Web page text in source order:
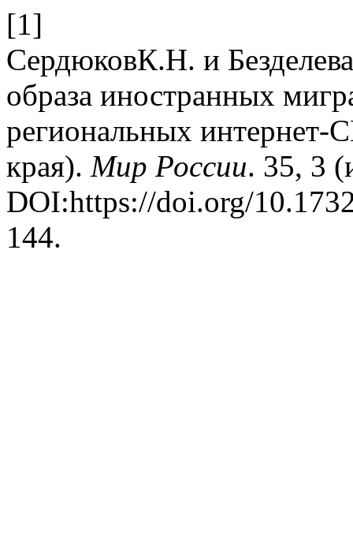
[1]
СердюковК.Н. и
образа иностранных
региональных
края). Мир России. 35, 3
DOI:https://doi.org/
144.